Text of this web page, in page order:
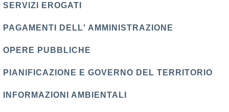
SERVIZI EROGATI
PAGAMENTI DELL' AMMINISTRAZIONE
OPERE PUBBLICHE
PIANIFICAZIONE E GOVERNO DEL TERRITORIO
INFORMAZIONI AMBIENTALI